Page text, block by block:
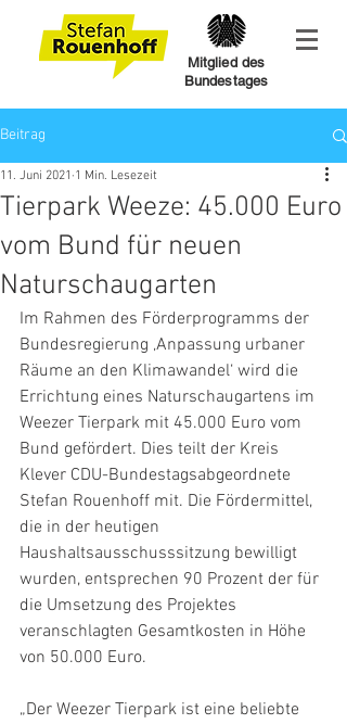
Mitglied des
Bundestages
Beitrag
Tierpark Weeze: 45.000 Euro
vom Bund für neuen
Naturschaugarten
11. Juni 2021 1 Min. Lesezeit
Im Rahmen des Förderprogramms der
Bundesregierung ‚Anpassung urbaner
Räume an den Klimawandel‘ wird die
Errichtung eines Naturschaugartens im
Weezer Tierpark mit 45.000 Euro vom
Bund gefördert. Dies teilt der Kreis
Klever CDU-Bundestagsabgeordnete
Stefan Rouenhoff mit. Die Fördermittel,
die in der heutigen
Haushaltsausschusssitzung bewilligt
wurden, entsprechen 90 Prozent der für
die Umsetzung des Projektes
veranschlagten Gesamtkosten in Höhe
von 50.000 Euro.
„Der Weezer Tierpark ist eine beliebte